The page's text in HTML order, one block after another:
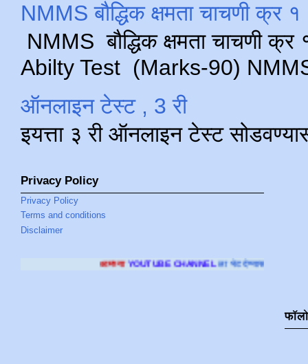
NMMS बौद्धिक क्षमता चाचणी क्र
NMMS बौद्धिक क्षमता चाचणी
Abilty Test (Marks-90) NMMS
ऑनलाइन टेस्ट , 3 री
इयत्ता ३ री ऑनलाइन टेस्ट
Privacy Policy
Privacy Policy
Terms and conditions
Disclaimer
YOUTUBE CHANNELला भेट देण्यासाठी क्लिक करा.